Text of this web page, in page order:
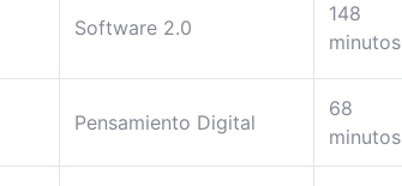
Software 2.0
148
minutos
Pensamiento Digital
68
minutos